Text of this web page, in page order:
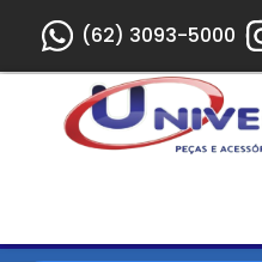
(62) 3093-5000